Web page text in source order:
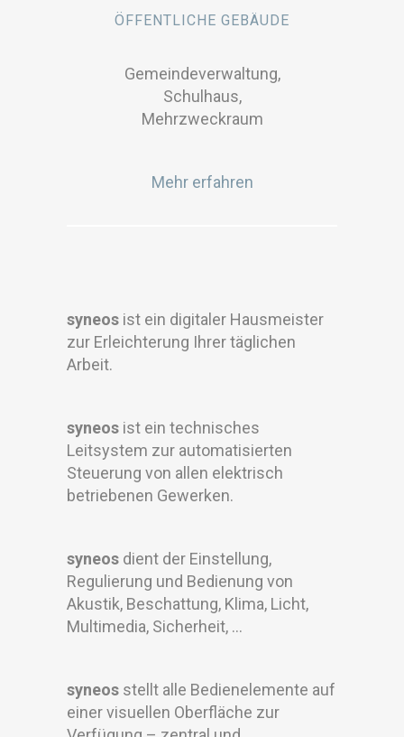
ÖFFENTLICHE GEBÄUDE
Gemeindeverwaltung,
Schulhaus,
Mehrzweckraum
Mehr erfahren
syneos ist ein digitaler Hausmeister
zur Erleichterung Ihrer täglichen
Arbeit.
syneos ist ein technisches
Leitsystem zur automatisierten
Steuerung von allen elektrisch
betriebenen Gewerken.
syneos dient der Einstellung,
Regulierung und Bedienung von
Akustik, Beschattung, Klima, Licht,
Multimedia, Sicherheit, …
syneos stellt alle Bedienelemente auf
einer visuellen Oberfläche zur